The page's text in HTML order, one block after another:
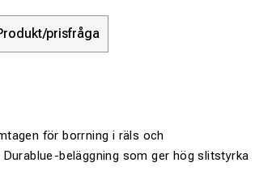
prisfråga
för borrning i räls och
beläggning som ger hög slitstyrka